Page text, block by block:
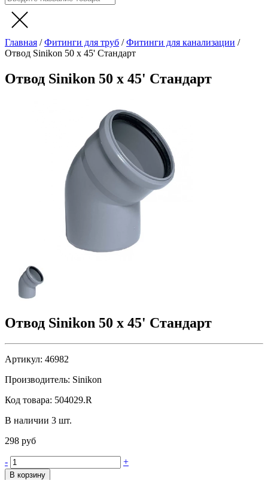
Главная /Фитинги для труб /Фитинги для канализации /
Отвод Sinikon 50 x 45' Стандарт
Отвод Sinikon 50 x 45' Стандарт
Отвод Sinikon 50 x 45' Стандарт
Артикул: 46982
Производитель: Sinikon
Код товара: 504029.R
В наличии 3 шт.
298 руб
- +
В корзину